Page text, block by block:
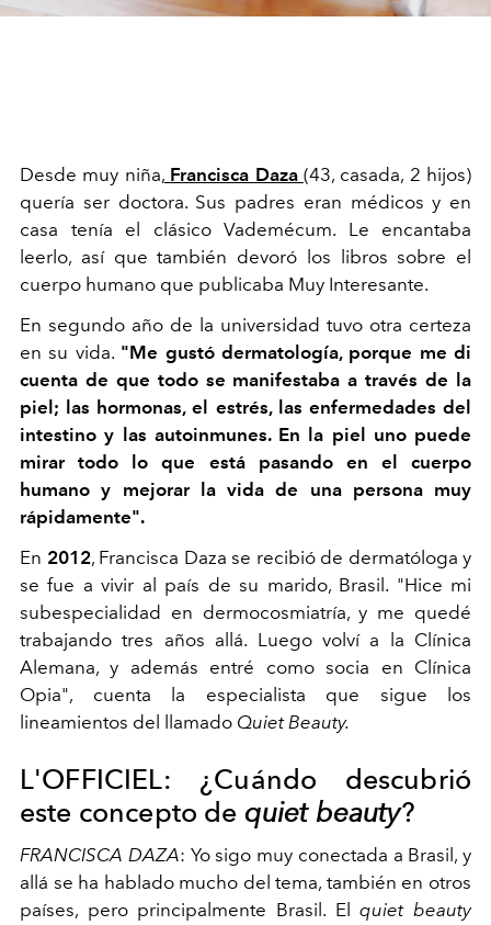
Desde muy niña, Francisca Daza (43, casada, 2 hijos)
quería ser doctora. Sus padres eran médicos y en
casa tenía el clásico Vademécum. Le encantaba
leerlo, así que también devoró los libros sobre el
cuerpo humano que publicaba Muy Interesante.
En segundo año de la universidad tuvo otra certeza
en su vida. "Me gustó dermatología, porque me di
cuenta de que todo se manifestaba a través de la
piel; las hormonas, el estrés, las enfermedades del
intestino y las autoinmunes. En la piel uno puede
mirar todo lo que está pasando en el cuerpo
humano y mejorar la vida de una persona muy
rápidamente".
En 2012, Francisca Daza se recibió de dermatóloga y
se fue a vivir al país de su marido, Brasil. "Hice mi
subespecialidad en dermocosmiatría, y me quedé
trabajando tres años allá. Luego volví a la Clínica
Alemana, y además entré como socia en Clínica
Opia", cuenta la especialista que sigue los
lineamientos del llamado Quiet Beauty.
L'OFFICIEL: ¿Cuándo descubrió
este concepto de quiet beauty?
FRANCISCA DAZA: Yo sigo muy conectada a Brasil, y
allá se ha hablado mucho del tema, también en otros
países, pero principalmente Brasil. Elquiet beauty